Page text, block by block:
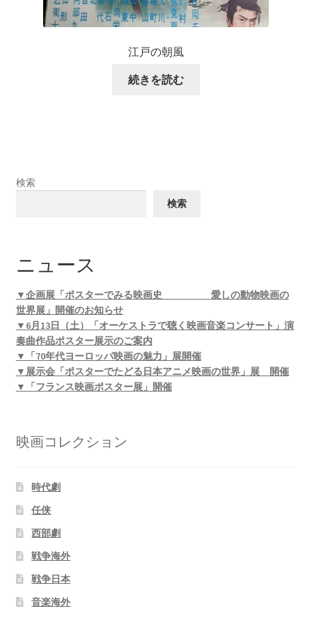
江戸の朝風
続きを読む
検索
検索
ニュース
▼企画展「ポスターでみる映画史 愛しの動物映画の
世界展」開催のお知らせ
▼6月13日（土）「オーケストラで聴く映画音楽コンサート」演
奏曲作品ポスター展示のご案内
▼「70年代ヨーロッパ映画の魅力」展開催
▼展示会「ポスターでたどる日本アニメ映画の世界」展 開催
▼「フランス映画ポスター展」開催
映画コレクション
時代劇
任侠
西部劇
戦争海外
戦争日本
音楽海外